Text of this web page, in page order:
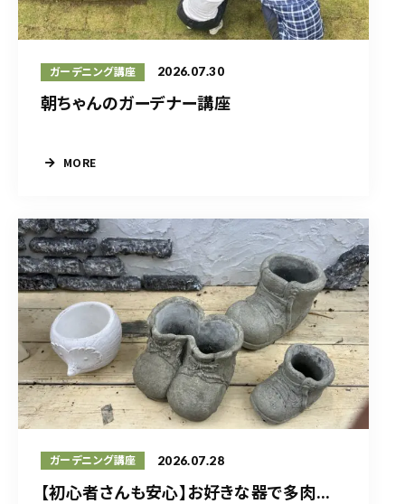
ガーデニング講座 2026.07.30
朝ちゃんのガーデナー講座
MORE
ガーデニング講座 2026.07.28
【初心者さんも安心】お好きな器で多肉...